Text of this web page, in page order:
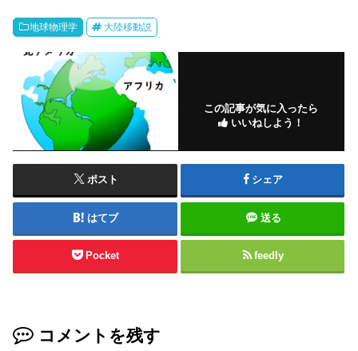
地球物理学 大陸移動説
この記事が気に入ったら
いいねしよう！
ポスト シェア
はてブ 送る
Pocket feedly
コメントを残す